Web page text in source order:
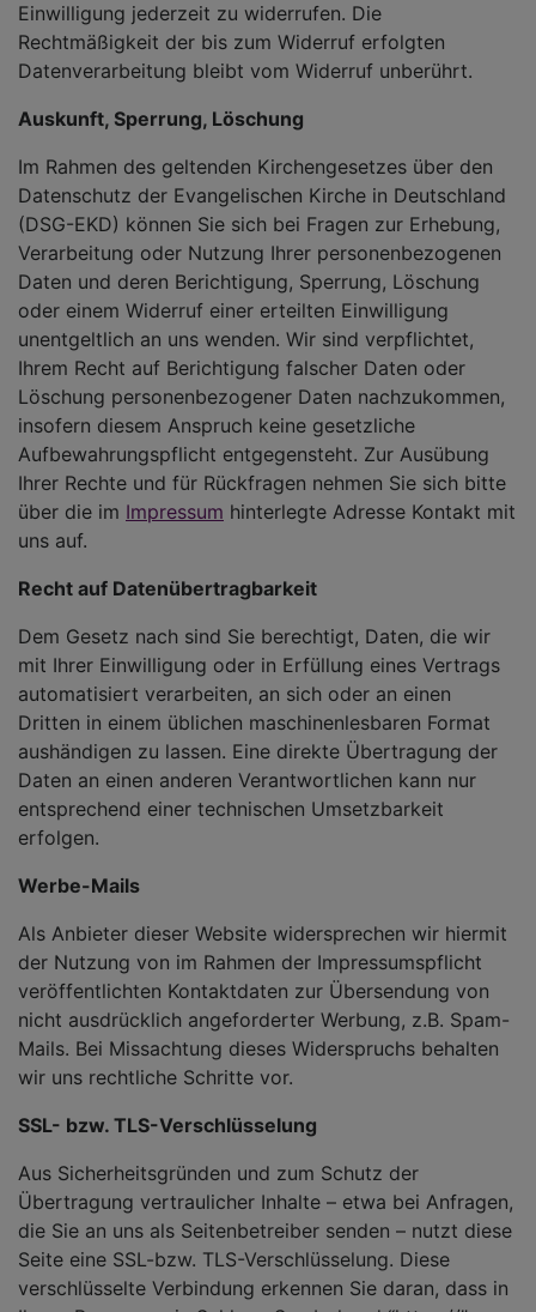
Einwilligung jederzeit zu widerrufen. Die
Rechtmäßigkeit der bis zum Widerruf erfolgten
Datenverarbeitung bleibt vom Widerruf unberührt.
Auskunft, Sperrung, Löschung
Im Rahmen des geltenden Kirchengesetzes über den
Datenschutz der Evangelischen Kirche in Deutschland
(DSG-EKD) können Sie sich bei Fragen zur Erhebung,
Verarbeitung oder Nutzung Ihrer personenbezogenen
Daten und deren Berichtigung, Sperrung, Löschung
oder einem Widerruf einer erteilten Einwilligung
unentgeltlich an uns wenden. Wir sind verpflichtet,
Ihrem Recht auf Berichtigung falscher Daten oder
Löschung personenbezogener Daten nachzukommen,
insofern diesem Anspruch keine gesetzliche
Aufbewahrungspflicht entgegensteht. Zur Ausübung
Ihrer Rechte und für Rückfragen nehmen Sie sich bitte
über die im Impressum hinterlegte Adresse Kontakt mit
uns auf.
Recht auf Datenübertragbarkeit
Dem Gesetz nach sind Sie berechtigt, Daten, die wir
mit Ihrer Einwilligung oder in Erfüllung eines Vertrags
automatisiert verarbeiten, an sich oder an einen
Dritten in einem üblichen maschinenlesbaren Format
aushändigen zu lassen. Eine direkte Übertragung der
Daten an einen anderen Verantwortlichen kann nur
entsprechend einer technischen Umsetzbarkeit
erfolgen.
Werbe-Mails
Als Anbieter dieser Website widersprechen wir hiermit
der Nutzung von im Rahmen der Impressumspflicht
veröffentlichten Kontaktdaten zur Übersendung von
nicht ausdrücklich angeforderter Werbung, z.B. Spam-
Mails. Bei Missachtung dieses Widerspruchs behalten
wir uns rechtliche Schritte vor.
SSL- bzw. TLS-Verschlüsselung
Aus Sicherheitsgründen und zum Schutz der
Übertragung vertraulicher Inhalte – etwa bei Anfragen,
die Sie an uns als Seitenbetreiber senden – nutzt diese
Seite eine SSL-bzw. TLS-Verschlüsselung. Diese
verschlüsselte Verbindung erkennen Sie daran, dass in